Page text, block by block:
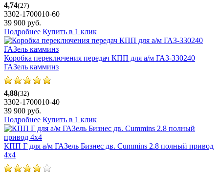
4,74(27)
3302-1700010-60
39 900 руб.
Подробнее Купить в 1 клик
Коробка переключения передач КПП для а/м ГАЗ-330240
ГАЗель камминз
4,88(32)
3302-1700010-40
39 900 руб.
Подробнее Купить в 1 клик
КПП Г для а/м ГАЗель Бизнес дв. Cummins 2.8 полный привод
4х4